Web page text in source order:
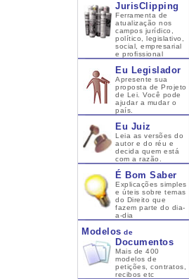
JurisClipping
Ferramenta de
atualização nos
campos jurídico,
político, legislativo,
social, empresarial
e profissional
Eu Legislador
Apresente sua
proposta de Projeto
de Lei. Você pode
ajudar a mudar o
país.
Eu Juiz
Leia as versões do
autor e do réu e
decida quem está
com a razão.
É Bom Saber
Explicações simples
e úteis sobre temas
do Direito que
fazem parte do dia-
a-dia
Modelos de
Documentos
Mais de 400
modelos de
petições, contratos,
recibos etc